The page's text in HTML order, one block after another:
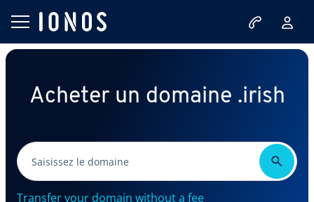
Acheter un domaine .irish
Transfer your domain without a fee